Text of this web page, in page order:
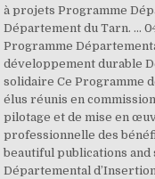
à projets Programme
Département du Tarn. ...
Programme
développement durable
solidaire Ce Programme
élus réunis en
pilotage et de mise en
professionnelle des
beautiful publications
Départemental